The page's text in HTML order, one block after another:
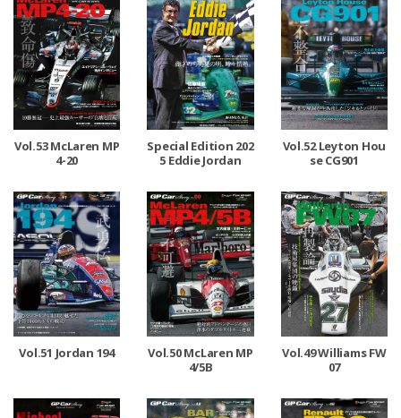
Vol.53 McLaren MP
4-20
Special Edition 202
5 Eddie Jordan
Vol.52 Leyton Hou
se CG901
Vol.51 Jordan 194
Vol.50 McLaren MP
4/5B
Vol.49 Williams FW
07